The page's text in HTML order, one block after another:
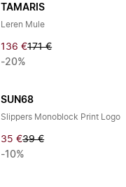
TAMARIS
Leren Mule
136 €171 €
-20%
SUN68
Slippers Monoblock Print Logo
35 €39 €
-10%